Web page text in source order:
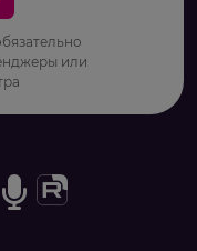
или